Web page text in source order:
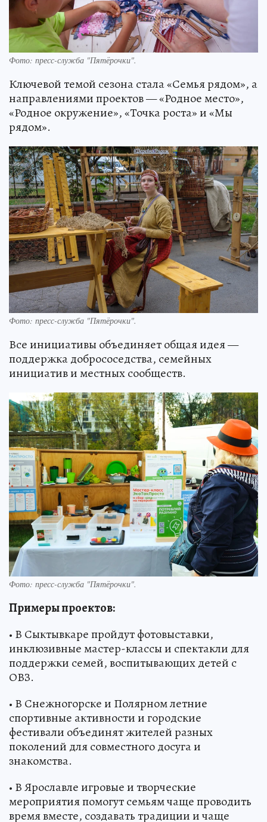
Фото: пресс-служба "Пятёрочки".
Ключевой темой сезона стала «Семья рядом», а
направлениями проектов — «Родное место»,
«Родное окружение», «Точка роста» и «Мы
рядом».
Фото: пресс-служба "Пятёрочки".
Все инициативы объединяет общая идея —
поддержка добрососедства, семейных
инициатив и местных сообществ.
Фото: пресс-служба "Пятёрочки".
Примеры проектов:
• В Сыктывкаре пройдут фотовыставки,
инклюзивные мастер-классы и спектакли для
поддержки семей, воспитывающих детей с
ОВЗ.
• В Снежногорске и Полярном летние
спортивные активности и городские
фестивали объединят жителей разных
поколений для совместного досуга и
знакомства.
• В Ярославле игровые и творческие
мероприятия помогут семьям чаще проводить
время вместе, создавать традиции и чаще